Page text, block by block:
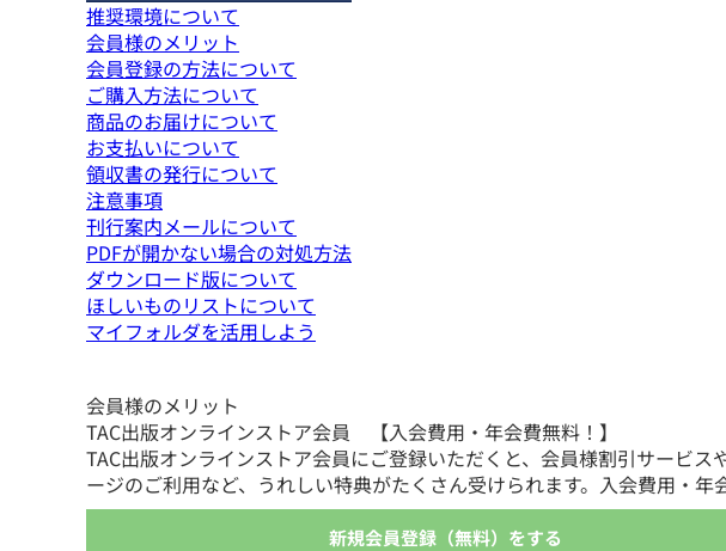
推奨環境について
会員様のメリット
会員登録の方法について
ご購入方法について
商品のお届けについて
お支払いについて
領収書の発行について
注意事項
刊行案内メールについて
PDFが開かない場合の対処方法
ダウンロード版について
ほしいものリストについて
マイフォルダを活用しよう
会員様のメリット
TAC出版オンラインストア会員 【入会費用・年会費無料！】
TAC出版オンラインストア会員にご登録いただくと、会員様割引サービ
ージのご利用など、うれしい特典がたくさん受けられます。入会費用・年
新規会員登録（無料）をする